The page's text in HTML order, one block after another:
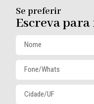
Escreva para
Se preferir